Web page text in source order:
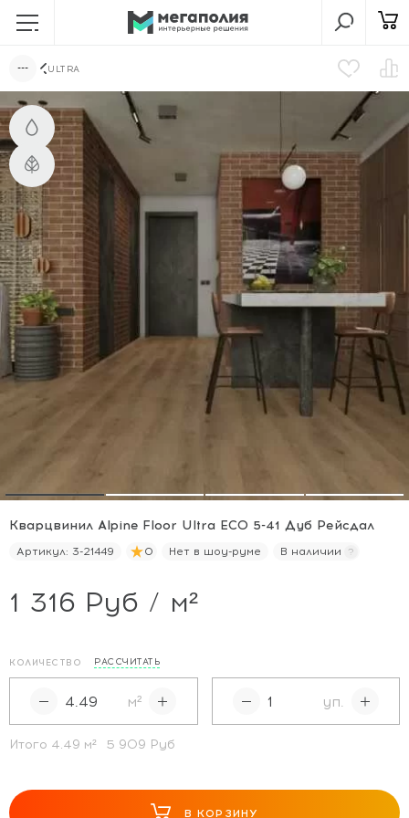
ULTRA
Кварцвинил Alpine Floor Ultra ECO 5-41 Дуб Рейсдал
Артикул: 3-21449 0 Нет в шоу-руме В наличии
1 316 Руб / м²
КОЛИЧЕСТВО РАССЧИТАТЬ
м² уп.
Итого 4.49 м² 5 909 Руб
В КОРЗИНУ